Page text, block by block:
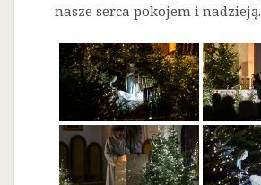
nasze serca pokojem i nadzieją.